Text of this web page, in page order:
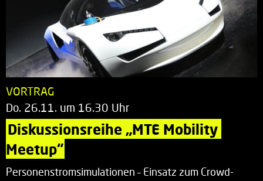
VORTRAG
Do. 26.11. um 16.30 Uhr
Diskussionsreihe „MTE Mobility
Meetup“
Personenstromsimulationen – Einsatz zum Crowd-